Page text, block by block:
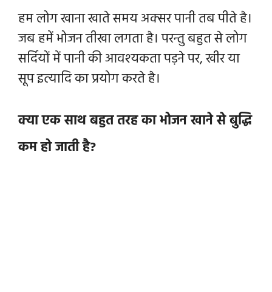
हम लोग खाना खाते समय अक्सर पानी तब पीते है।
जब हमें भोजन तीखा लगता है। परन्तु बहुत से लोग
सर्दियों में पानी की आवश्यकता पड़ने पर, खीर या
सूप इत्यादि का प्रयोग करते है।
क्या एक साथ बहुत तरह का भोजन खाने से बुद्धि
कम हो जाती है?